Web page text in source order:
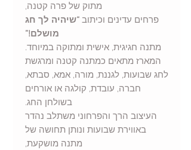
מתוק של פרה קטנה,
פרחים עדינים וכיתוב “שיהיה לך חג
מושלם!”
מתנה חגיגית, אישית ומתוקה במיוחד.
המארז מתאים כמתנה קטנה ומרגשת
לחג שבועות, לגננת, מורה, אמא, סבתא,
חברה, עובדת, קולגה או אורחים
בשולחן החג.
העיצוב הרך והפרחוני משתלב נהדר
באווירת שבועות ונותן תחושה של
מתנה מושקעת,